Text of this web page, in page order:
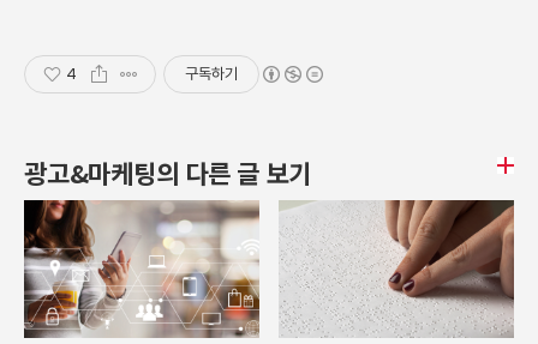
4 구독하기
광고&마케팅의 다른 글 보기